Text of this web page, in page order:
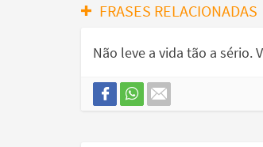
FRASES RELACIONADAS
Não leve a vida tão a sério.